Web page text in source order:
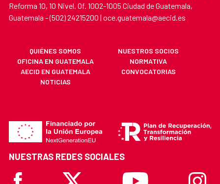
Reforma 10, 10 Nivel. Of. 1002-1005 Ciudad de Guatemala,
Guatemala - (502) 24215200 | oce.guatemala@aecid.es
QUIÉNES SOMOS
NUESTROS SOCIOS
OFICINA EN GUATEMALA
NORMATIVA
AECID EN GUATEMALA
CONVOCATORIAS
NOTICIAS
NUESTRAS REDES SOCIALES
Facebook
X Youtube